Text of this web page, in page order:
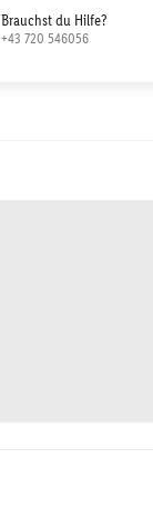
Brauchst du Hilfe?
+43 720 546056